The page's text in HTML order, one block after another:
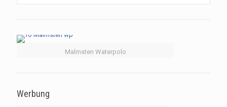
Malmsten Waterpolo
Werbung